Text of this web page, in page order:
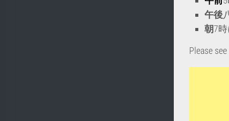
午後
朝7
Please see